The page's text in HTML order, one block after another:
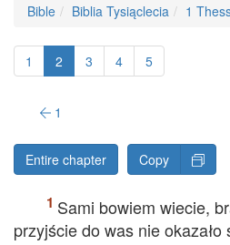
Bible Biblia Tysiąclecia 1
1 2 3 4 5
1
Entire chapter Copy
Sami bowiem wiecie,
przyjście do was nie okazało